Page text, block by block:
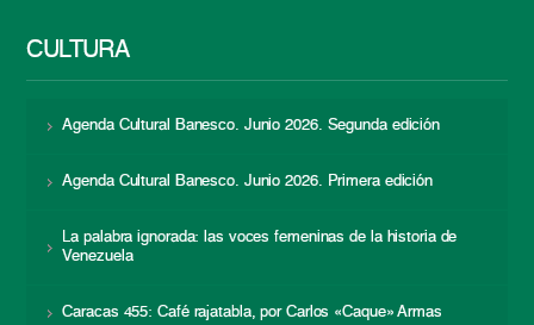
CULTURA
Agenda Cultural Banesco. Junio 2026. Segunda edición
Agenda Cultural Banesco. Junio 2026. Primera edición
La palabra ignorada: las voces femeninas de la historia de
Venezuela
Caracas 455: Café rajatabla, por Carlos «Caque» Armas